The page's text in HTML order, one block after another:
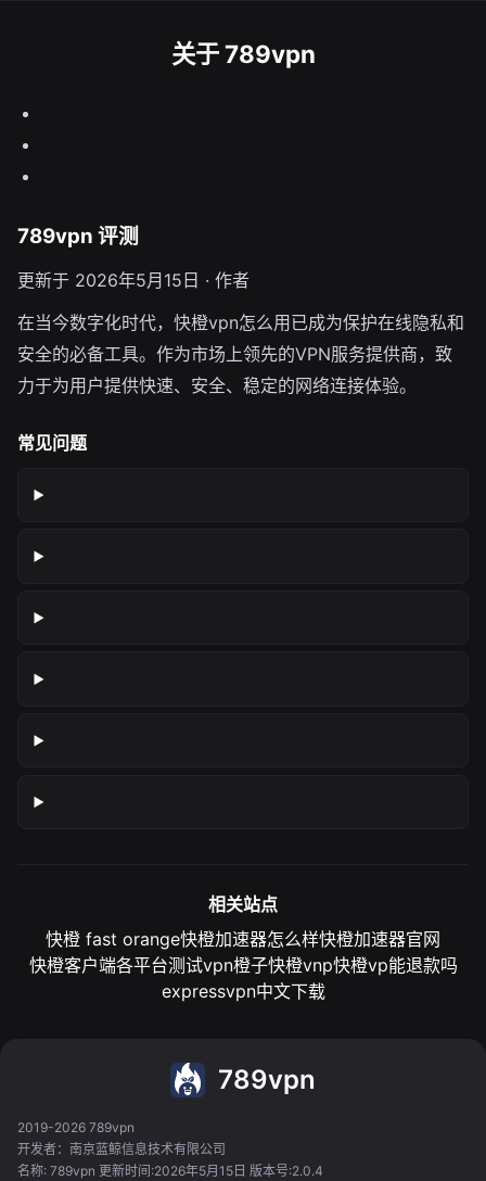
关于 789vpn
789vpn 评测
更新于 2026年5月15日 · 作者
在当今数字化时代，快橙vpn怎么用已成为保护在线隐私和
安全的必备工具。作为市场上领先的VPN服务提供商，致
力于为用户提供快速、安全、稳定的网络连接体验。
常见问题
相关站点
快橙 fast orange快橙加速器怎么样快橙加速器官网
快橙客户端各平台测试vpn橙子快橙vnp快橙vp能退款吗
expressvpn中文下载
789vpn
2019-2026 789vpn
开发者：南京蓝鲸信息技术有限公司
名称: 789vpn 更新时间:2026年5月15日 版本号:2.0.4